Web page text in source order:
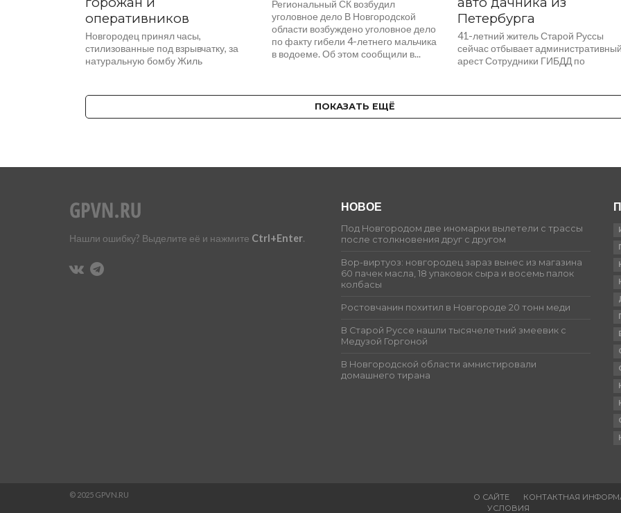
оперативников
Новгородец принял часы,
стилизованные под взрывчатку, за
натуральную бомбу Жиль
баке предмет, который очень...
Региональный СК возбудил
уголовное дело В Новгородской
области возбуждено уголовное дело
по факту гибели 4-летнего мальчика
в водоеме. Об этом сообщили в...
Петербурга
41-летний житель Старой Руссы
сейчас отбывает
арест Сотрудники ГИБДД по
Руссы, который в...
ПОКАЗАТЬ ЕЩЁ
Нашли ошибку? Выделите её и нажмите Ctrl+Enter.
НОВОЕ
Под Новгородом две иномарки вылетели с трассы
после столкновения друг с другом
Вор-виртуоз: новгородец зараз вынес из магазина
60 пачек масла, 18 упаковок сыра и восемь палок
колбасы
Ростовчанин похитил в Новгороде 20 тонн меди
В Старой Руссе нашли тысячелетний змеевик с
Медузой Горгоной
В Новгородской области амнистировали
домашнего тирана
О САЙТЕ
КОНТАКТНАЯ
УСЛОВИЯ
© 2025 GPVN.RU